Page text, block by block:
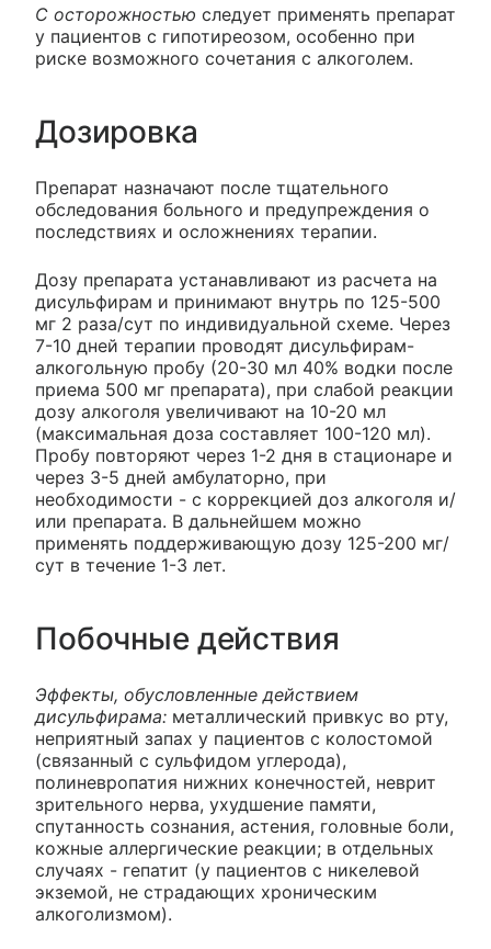
С осторожностью следует применять препарат
у пациентов с гипотиреозом, особенно при
риске возможного сочетания с алкоголем.
Дозировка
Препарат назначают после тщательного
обследования больного и предупреждения о
последствиях и осложнениях терапии.
Дозу препарата устанавливают из расчета на
дисульфирам и принимают внутрь по 125-500
мг 2 раза/сут по индивидуальной схеме. Через
7-10 дней терапии проводят дисульфирам-
алкогольную пробу (20-30 мл 40% водки после
приема 500 мг препарата), при слабой реакции
дозу алкоголя увеличивают на 10-20 мл
(максимальная доза составляет 100-120 мл).
Пробу повторяют через 1-2 дня в стационаре и
через 3-5 дней амбулаторно, при
необходимости - с коррекцией доз алкоголя и/
или препарата. В дальнейшем можно
применять поддерживающую дозу 125-200 мг/
сут в течение 1-3 лет.
Побочные действия
Эффекты, обусловленные действием
дисульфирама: металлический привкус во рту,
неприятный запах у пациентов с колостомой
(связанный с сульфидом углерода),
полиневропатия нижних конечностей, неврит
зрительного нерва, ухудшение памяти,
спутанность сознания, астения, головные боли,
кожные аллергические реакции; в отдельных
случаях - гепатит (у пациентов с никелевой
экземой, не страдающих хроническим
алкоголизмом).